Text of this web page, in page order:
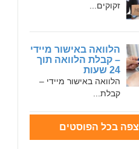
זקוקים...
הלוואה באישור מיידי
– קבלת הלוואה תוך
24 שעות
הלוואה באישור מיידי –
קבלת...
צפה בכל הפוסטים